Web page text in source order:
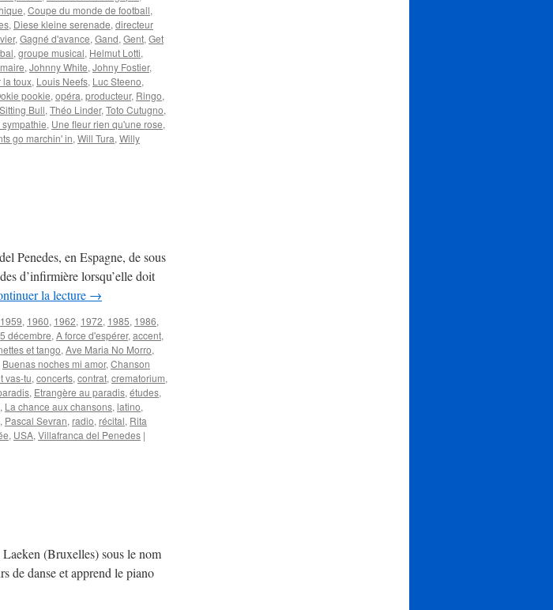
, Coupe du monde de football,
, Diese kleine serenade, directeur
, Gagné d'avance, Gand, Gent, Get
, groupe musical, Helmut Lotti,
, Johnny White, Johny Fostier,
la toux, Louis Neefs, Luc Steeno,
pookie, opéra, producteur, Ringo,
Sitting Bull, Théo Linder, Toto Cutugno,
, Une fleur rien qu'une rose,
go marchin' in, Will Tura, Willy
Penedes, en Espagne, de sous
d’infirmière lorsqu’elle doit
la lecture →
1959, 1960, 1962, 1972, 1985, 1986,
5 décembre, A force d'espérer, accent,
et tango, Ave Maria No Morro,
Buenas noches mi amor, Chanson
vas-tu, concerts, contrat, crematorium,
, Etrangère au paradis, études,
, La chance aux chansons, latino,
, Pascal Sevran, radio, récital, Rita
, USA, Villafranca del Penedes |
(Bruxelles) sous le nom
de danse et apprend le piano